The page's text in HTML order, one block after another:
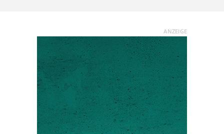
ANZEIGE